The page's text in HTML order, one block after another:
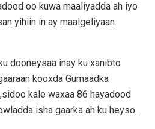
oo kuwa maaliyadda ah iyo
yihiin in ay maalgeliyaan
dooneysaa inay ku xanibto
kooxda Gumaadka
kale waxaa 86 hayadood
isha gaarka ah ku heyso.